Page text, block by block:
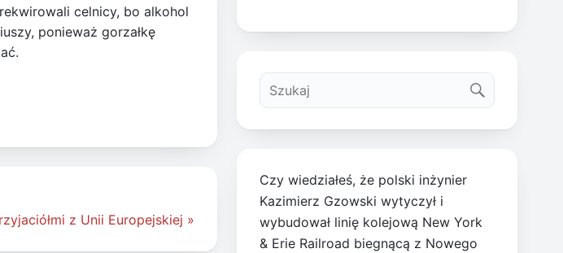
celnicy, bo alkohol
ponieważ gorzałkę
z Unii Europejskiej »
Czy wiedziałeś, że polski inżynier
Kazimierz Gzowski wytyczył i
wybudował linię kolejową New York
& Erie Railroad biegnącą z Nowego